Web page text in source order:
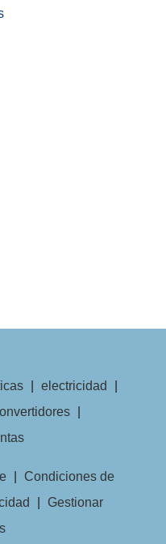
electricidad
Condiciones de
Gestionar